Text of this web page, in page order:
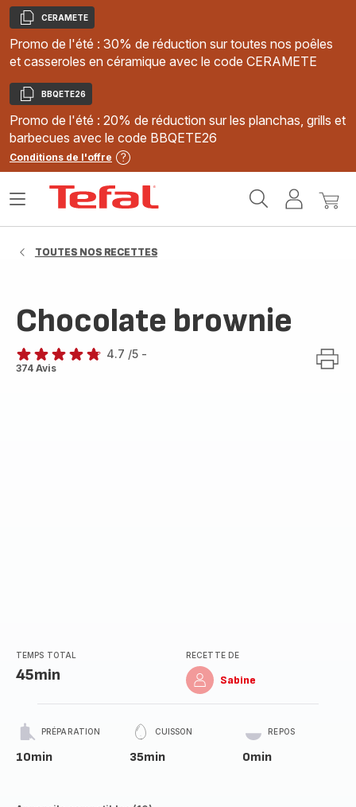
Copier
CERAMETE
Promo de l'été : 30% de réduction sur toutes nos poêles
et casseroles en céramique avec le code CERAMETE
Copier
BBQETE26
Promo de l'été : 20% de réduction sur les planchas, grills et
barbecues avec le code BBQETE26
Conditions de l'offre
MonMon
Ouvrir
TOUTES NOS RECETTES
Chocolate brownie
ratings.4.7
4.7 /5 -
374 Avis
TEMPS TOTAL
45min
RECETTE DE
Sabine
PRÉPARATION
10min
CUISSON
35min
REPOS
0min